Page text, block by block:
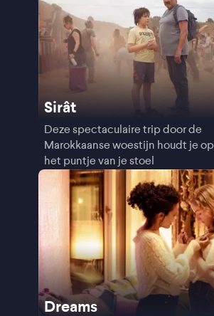
Sirât
Deze spectaculaire trip door de
Marokkaanse woestijn houdt je op
het puntje van je stoel
Dreams